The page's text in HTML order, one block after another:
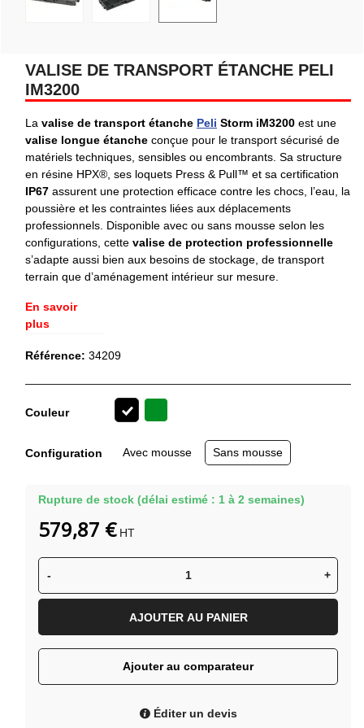
VALISE DE TRANSPORT ÉTANCHE PELI
IM3200
La valise de transport étanche Peli Storm iM3200 est une
valise longue étanche conçue pour le transport sécurisé de
matériels techniques, sensibles ou encombrants. Sa structure
en résine HPX®, ses loquets Press & Pull™ et sa certification
IP67 assurent une protection efficace contre les chocs, l’eau, la
poussière et les contraintes liées aux déplacements
professionnels. Disponible avec ou sans mousse selon les
configurations, cette valise de protection professionnelle
s’adapte aussi bien aux besoins de stockage, de transport
terrain que d’aménagement intérieur sur mesure.
En savoir
plus
Référence: 34209
Couleur
Kaki
Configuration Avec mousse Sans mousse
Rupture de stock (délai estimé : 1 à 2 semaines)
- +
AJOUTER AU PANIER
Ajouter au comparateur
Éditer un devis
579,87 € HT